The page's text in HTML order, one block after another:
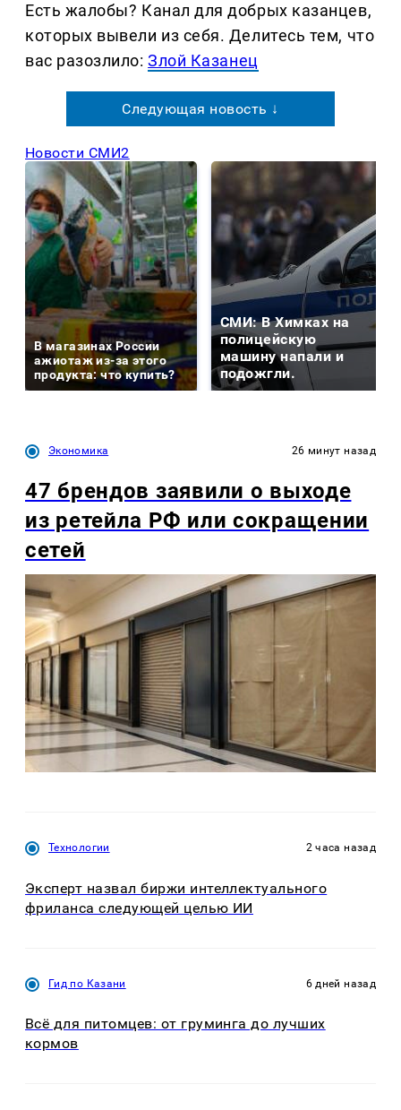
Есть жалобы? Канал для добрых казанцев,
которых вывели из себя. Делитеcь тем, что
вас разозлило:Злой Казанец
Следующая новость ↓
Новости СМИ2
В магазинах России
ажиотаж из-за этого
продукта: что купить?
СМИ: В Химках на
полицейскую
машину напали и
подожгли.
Экономика 26 минут назад
47 брендов заявили о выходе
из ретейла РФ или сокращении
сетей
Технологии 2 часа назад
Эксперт назвал биржи интеллектуального
фриланса следующей целью ИИ
Гид по Казани 6 дней назад
Всё для питомцев: от груминга до лучших
кормов